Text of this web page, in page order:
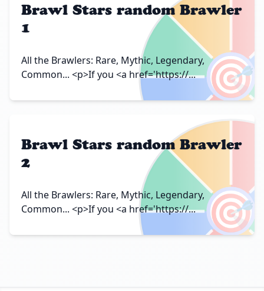
🎯
Brawl Stars random Brawler
1
All the Brawlers: Rare, Mythic, Legendary,
Common... <p>If you <a href='https://...
🎯
Brawl Stars random Brawler
2
All the Brawlers: Rare, Mythic, Legendary,
Common... <p>If you <a href='https://...